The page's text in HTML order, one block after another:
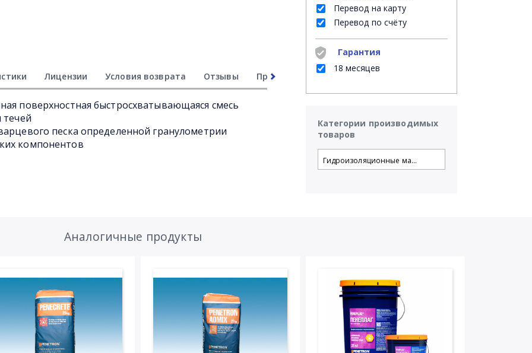
Лицензии Условия возврата Отзывы Прочее Часто задаваемые вопросы
поверхностная быстросхватывающаяся смесь
течей
песка определенной гранулометрии
компонентов
Перевод на карту
Перевод по счёту
Гарантия
18 месяцев
Категории производимых
товаров
Гидроизоляционные ма...
Аналогичные продукты